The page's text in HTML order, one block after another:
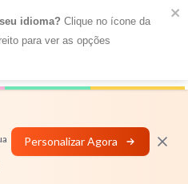
MENU
Personalizar Agora
idioma? Clique no ícone da
para ver as opções